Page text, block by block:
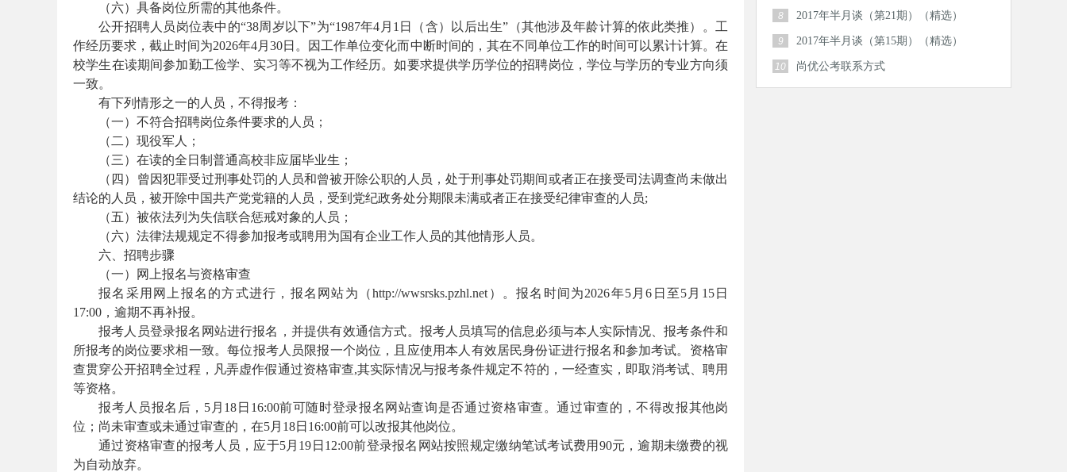
（六）具备岗位所需的其他条件。
公开招聘人员岗位表中的“38周岁以下”为“1987年4月1日（含）以后出生”（其他涉及年龄计算的依此类推）。工
作经历要求，截止时间为2026年4月30日。因工作单位变化而中断时间的，其在不同单位工作的时间可以累计计算。在
校学生在读期间参加勤工俭学、实习等不视为工作经历。如要求提供学历学位的招聘岗位，学位与学历的专业方向须
一致。
有下列情形之一的人员，不得报考：
（一）不符合招聘岗位条件要求的人员；
（二）现役军人；
（三）在读的全日制普通高校非应届毕业生；
（四）曾因犯罪受过刑事处罚的人员和曾被开除公职的人员，处于刑事处罚期间或者正在接受司法调查尚未做出
结论的人员，被开除中国共产党党籍的人员，受到党纪政务处分期限未满或者正在接受纪律审查的人员;
（五）被依法列为失信联合惩戒对象的人员；
（六）法律法规规定不得参加报考或聘用为国有企业工作人员的其他情形人员。
六、招聘步骤
（一）网上报名与资格审查
报名采用网上报名的方式进行，报名网站为（http://wwsrsks.pzhl.net）。报名时间为2026年5月6日至5月15日
17:00，逾期不再补报。
报考人员登录报名网站进行报名，并提供有效通信方式。报考人员填写的信息必须与本人实际情况、报考条件和
所报考的岗位要求相一致。每位报考人员限报一个岗位，且应使用本人有效居民身份证进行报名和参加考试。资格审
查贯穿公开招聘全过程，凡弄虚作假通过资格审查,其实际情况与报考条件规定不符的，一经查实，即取消考试、聘用
等资格。
报考人员报名后，5月18日16:00前可随时登录报名网站查询是否通过资格审查。通过审查的，不得改报其他岗
位；尚未审查或未通过审查的，在5月18日16:00前可以改报其他岗位。
通过资格审查的报考人员，应于5月19日12:00前登录报名网站按照规定缴纳笔试考试费用90元，逾期未缴费的视
为自动放弃。
8 2017年半月谈（第21期）（精选）
9 2017年半月谈（第15期）（精选）
10 尚优公考联系方式